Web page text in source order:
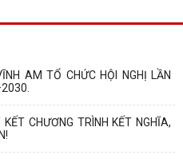
AM TỔ CHỨC HỘI NGHỊ LẦN
CHƯƠNG TRÌNH KẾT NGHĨA,